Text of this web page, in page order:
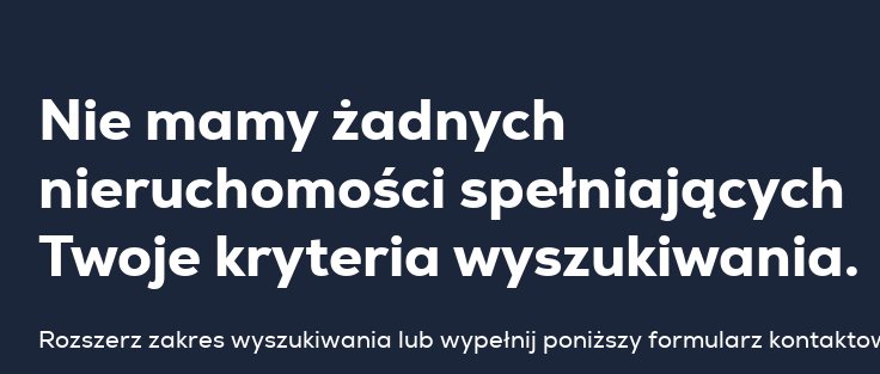
Nie mamy żadnych
nieruchomości spełniających
Twoje kryteria wyszukiwania.
Rozszerz zakres wyszukiwania lub wypełnij poniższy formularz